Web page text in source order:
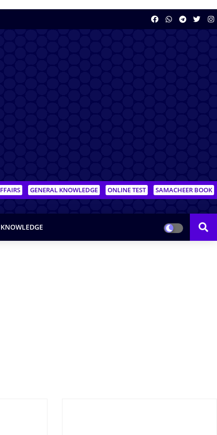
GENERAL KNOWLEDGE ONLINE TEST SAMACHEER BOOK